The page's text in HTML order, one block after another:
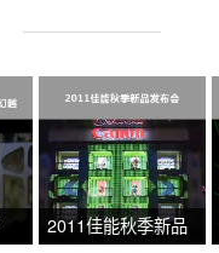
2011佳能秋季新品